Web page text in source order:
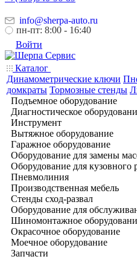
info@sherpa-auto.ru
пн-пт: 8:00 - 16:40
Войти
Каталог
Динамометрические ключи
домкраты Тормозные стенды
Подъемное оборудование
Диагностическое
Инструмент
Вытяжное оборудование
Гаражное оборудование
Оборудование для замены
Оборудование для кузовного
Пневмолиния
Производственная мебель
Стенды сход-развал
Оборудование для
Шиномонтажное
Окрасочное оборудование
Моечное оборудование
Запчасти